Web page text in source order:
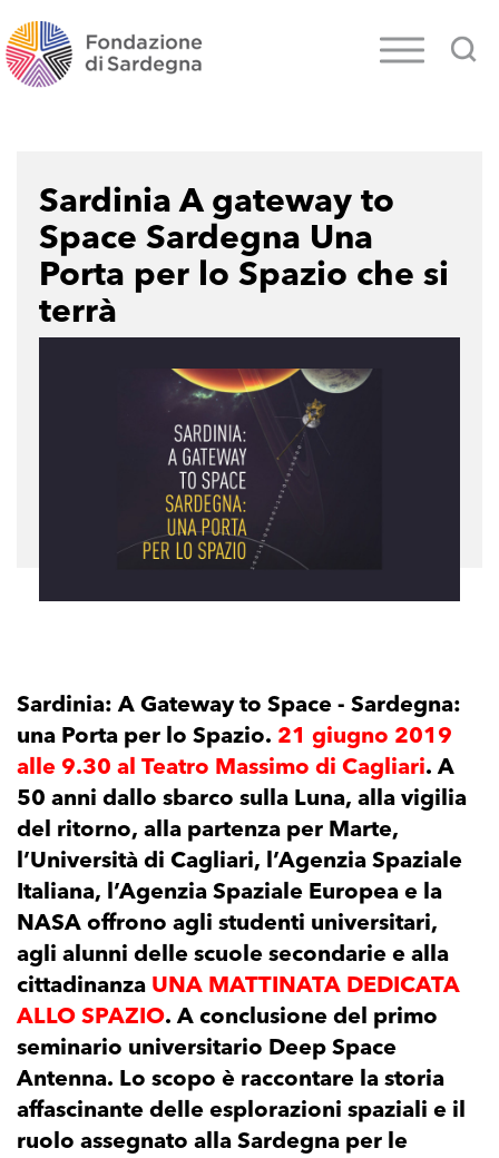
Sardinia A gateway to
Space Sardegna Una
Porta per lo Spazio che si
terrà
Sardinia: A Gateway to Space - Sardegna:
una Porta per lo Spazio. 21 giugno 2019
alle 9.30 al Teatro Massimo di Cagliari. A
50 anni dallo sbarco sulla Luna, alla vigilia
del ritorno, alla partenza per Marte,
l’Università di Cagliari, l’Agenzia Spaziale
Italiana, l’Agenzia Spaziale Europea e la
NASA offrono agli studenti universitari,
agli alunni delle scuole secondarie e alla
cittadinanza UNA MATTINATA DEDICATA
ALLO SPAZIO. A conclusione del primo
seminario universitario Deep Space
Antenna. Lo scopo è raccontare la storia
affascinante delle esplorazioni spaziali e il
ruolo assegnato alla Sardegna per le